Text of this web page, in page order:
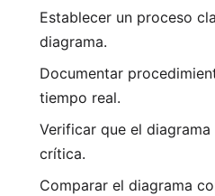
Establecer un proceso
diagrama.
Documentar
tiempo real.
Verificar que el
crítica.
Comparar el diagrama